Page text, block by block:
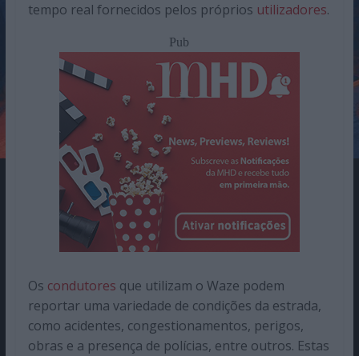
tempo real fornecidos pelos próprios utilizadores.
Pub
Os condutores que utilizam o Waze podem
reportar uma variedade de condições da estrada,
como acidentes, congestionamentos, perigos,
obras e a presença de polícias, entre outros. Estas